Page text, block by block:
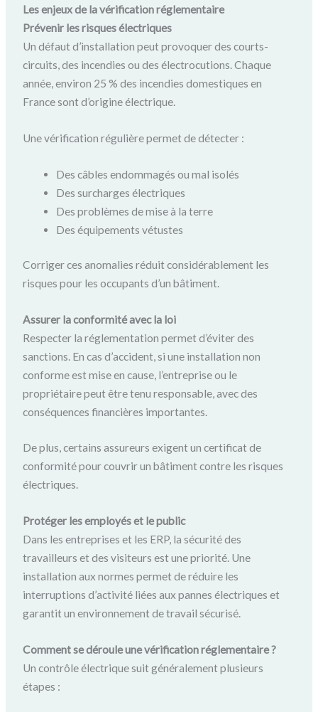
Les enjeux de la vérification réglementaire
Prévenir les risques électriques
Un défaut d’installation peut provoquer des courts-
circuits, des incendies ou des électrocutions. Chaque
année, environ 25 % des incendies domestiques en
France sont d’origine électrique.
Une vérification régulière permet de détecter :
Des câbles endommagés ou mal isolés
Des surcharges électriques
Des problèmes de mise à la terre
Des équipements vétustes
Corriger ces anomalies réduit considérablement les
risques pour les occupants d’un bâtiment.
Assurer la conformité avec la loi
Respecter la réglementation permet d’éviter des
sanctions. En cas d’accident, si une installation non
conforme est mise en cause, l’entreprise ou le
propriétaire peut être tenu responsable, avec des
conséquences financières importantes.
De plus, certains assureurs exigent un certificat de
conformité pour couvrir un bâtiment contre les risques
électriques.
Protéger les employés et le public
Dans les entreprises et les ERP, la sécurité des
travailleurs et des visiteurs est une priorité. Une
installation aux normes permet de réduire les
interruptions d’activité liées aux pannes électriques et
garantit un environnement de travail sécurisé.
Comment se déroule une vérification réglementaire ?
Un contrôle électrique suit généralement plusieurs
étapes :